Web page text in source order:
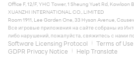
Office F, 12/F, YHC Tower, 1 Sheung Yuet Rd, Kowloon
XUANZHI INTERNATIONAL CO., LIMITED
Room 1911, Lee Garden One, 33 Hysan Avenue,
Все игровые приложения на сайте собраны из
либо нарушений, пожалуйста, свяжитесь с нами
Software Licensing Protocol Terms of Use
GDPR Privacy Notice
Help Translate